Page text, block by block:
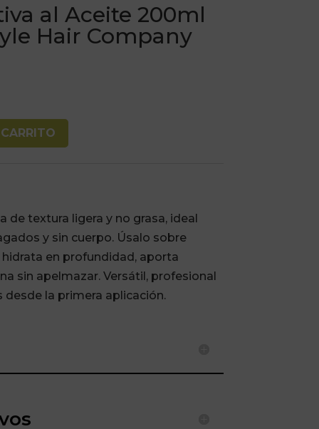
al Aceite 200ml
Hair Company
de textura ligera y no grasa, ideal
y sin cuerpo. Úsalo sobre
en profundidad, aporta
sin apelmazar. Versátil, profesional
la primera aplicación.